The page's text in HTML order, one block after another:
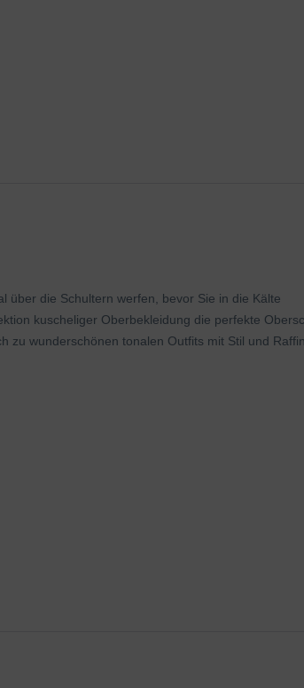
über die Schultern werfen, bevor Sie in die Kälte
kuscheliger Oberbekleidung die perfekte
wunderschönen tonalen Outfits mit Stil und